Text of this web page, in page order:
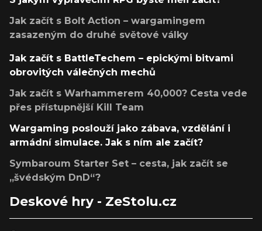
Jak začít s Bolt Action – wargamingem
zasazeným do druhé světové války
Jak začít s BattleTechem – epickými bitvami
obrovitých válečných mechů
Jak začít s Warhammerem 40,000? Cesta vede
přes přístupnější Kill Team
Wargaming poslouží jako zábava, vzdělání i
armádní simulace. Jak s ním ale začít?
Symbaroum Starter Set – cesta, jak začít se
„švédským DnD“?
Deskové hry - ZeStolu.cz